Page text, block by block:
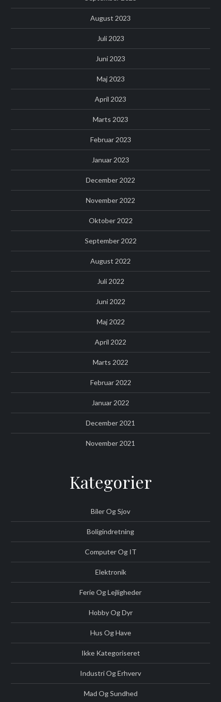
August 2023
Juli 2023
Juni 2023
Maj 2023
April 2023
Marts 2023
Februar 2023
Januar 2023
December 2022
November 2022
Oktober 2022
September 2022
August 2022
Juli 2022
Juni 2022
Maj 2022
April 2022
Marts 2022
Februar 2022
Januar 2022
December 2021
November 2021
Kategorier
Biler Og Sjov
Boligindretning
Computer Og IT
Elektronik
Ferie Og Lejligheder
Hobby Og Dyr
Hus Og Have
Ikke Kategoriseret
Industri Og Erhverv
Mad Og Sundhed